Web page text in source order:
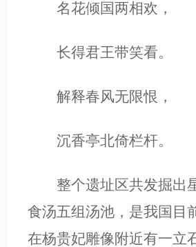
名花倾国两相欢，
长得君王带笑看。
解释春风无限恨，
沉香亭北倚栏杆。
整个遗址区共发掘出星
食汤五组汤池，是我国目
在杨贵妃雕像附近有一立